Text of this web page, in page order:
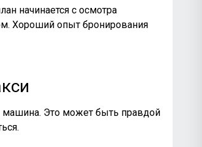
начинается с осмотра
Хороший опыт бронирования
машина. Это может быть правдой